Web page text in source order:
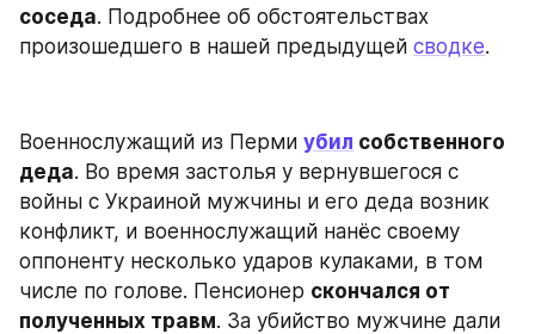
соседа. Подробнее об обстоятельствах
произошедшего в нашей предыдущей сводке.
Военнослужащий из Перми убил собственного
деда. Во время застолья у вернувшегося с
войны с Украиной мужчины и его деда возник
конфликт, и военнослужащий нанёс своему
оппоненту несколько ударов кулаками, в том
числе по голове. Пенсионер скончался от
полученных травм